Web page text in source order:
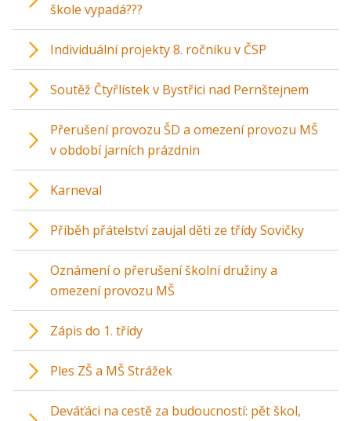
škole vypadá???
Individuální projekty 8. ročníku v ČSP
Soutěž Čtyřlístek v Bystřici nad Pernštejnem
Přerušení provozu ŠD a omezení provozu MŠ
v období jarních prázdnin
Karneval
Příběh přátelství zaujal děti ze třídy Sovičky
Oznámení o přerušení školní družiny a
omezení provozu MŠ
Zápis do 1. třídy
Ples ZŠ a MŠ Strážek
Deváťáci na cestě za budoucností: pět škol,